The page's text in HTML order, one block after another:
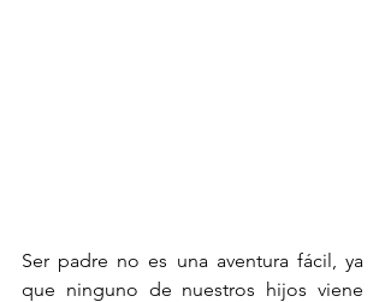
Ser padre no es una aventura fácil, ya
que ninguno de nuestros hijos viene